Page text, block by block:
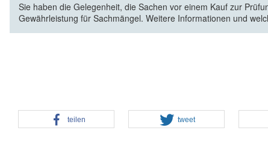
Sie haben die Gelegenheit, die Sachen vor einem Kauf zur
Gewährleistung für Sachmängel. Weitere Informationen und
teilen tweet